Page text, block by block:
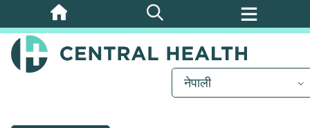
मुख्य
सामग्रीमा
जानुहोस्
नेपाली